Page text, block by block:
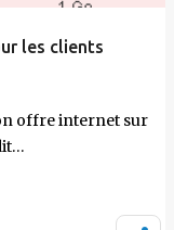
les clients
offre internet sur